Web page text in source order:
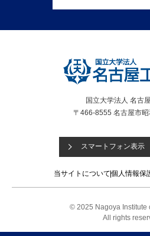
国立大学法人 名古
〒466-8555 名古屋市
スマートフォン表示
当サイトについて個人情報保
© 2025 Nagoya Institute
All rights